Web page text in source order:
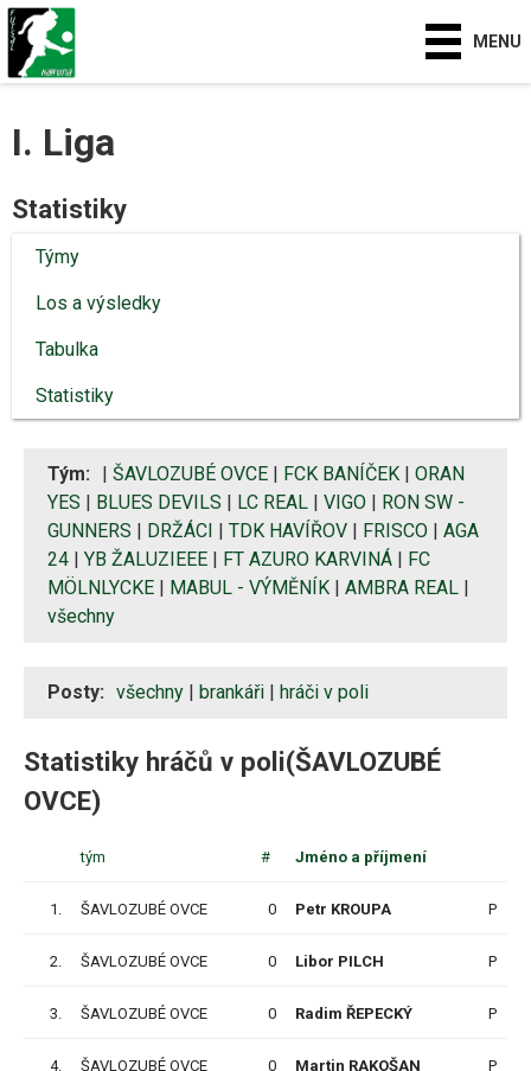
MENU
I. Liga
Statistiky
Týmy
Los a výsledky
Tabulka
Statistiky
Tým: ŠAVLOZUBÉ OVCE FCK BANÍČEK
ORAN
YES
BLUES DEVILS LC REAL VIGO
RON SW -
GUNNERS
DRŽÁCI TDK HAVÍŘOV FRISCO
AGA
24
YB ŽALUZIEEE FT AZURO KARVINÁ
FC
MÖLNLYCKE
MABUL - VÝMĚNÍK AMBRA REAL
všechny
Posty: všechny brankáři hráči v poli
Statistiky hráčů v poli(ŠAVLOZUBÉ
OVCE)
tým # Jméno a příjmení
1. ŠAVLOZUBÉ OVCE 0 Petr KROUPA P
2. ŠAVLOZUBÉ OVCE 0 Libor PILCH P
3. ŠAVLOZUBÉ OVCE 0 Radim ŘEPECKÝ P
4. ŠAVLOZUBÉ OVCE 0 Martin RAKOŠAN P